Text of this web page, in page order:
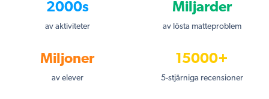
2000s
av aktiviteter
Miljarder
av lösta matteproblem
Miljoner
av elever
15000+
5-stjärniga recensioner